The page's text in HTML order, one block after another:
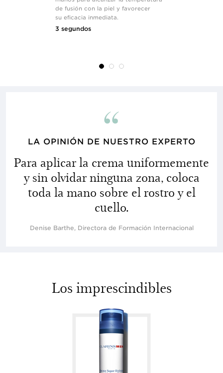
de fusión con la piel y favorecer
su eficacia inmediata.
3 segundos
LA OPINIÓN DE NUESTRO EXPERTO
Para aplicar la crema uniformemente
y sin olvidar ninguna zona, coloca
toda la mano sobre el rostro y el
cuello.
Denise Barthe, Directora de Formación Internacional
Los imprescindibles